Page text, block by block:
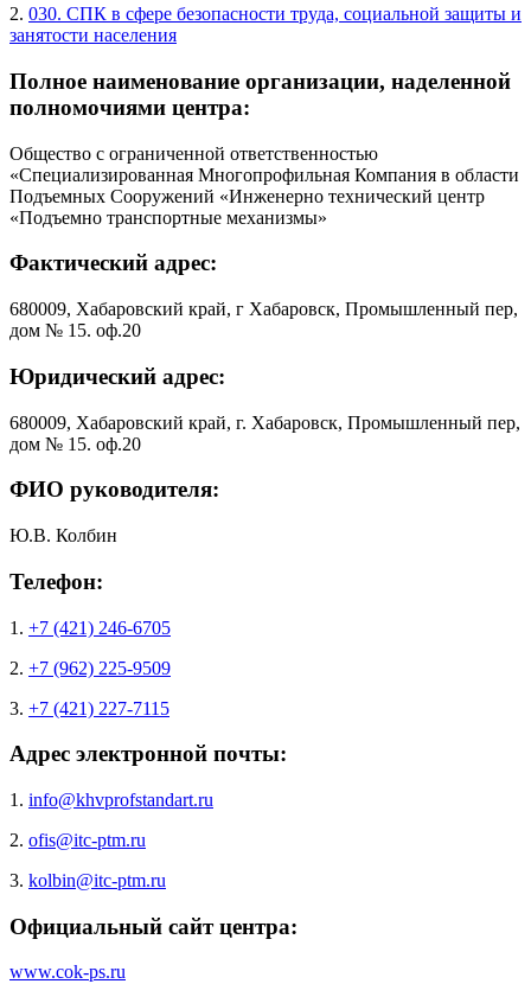
2. 030. СПК в сфере безопасности труда, социальной защиты и
занятости населения
Полное наименование организации, наделенной
полномочиями центра:
Общество с ограниченной ответственностью
«Специализированная Многопрофильная Компания в области
Подъемных Сооружений «Инженерно технический центр
«Подъемно транспортные механизмы»
Фактический адрес:
680009, Хабаровский край, г Хабаровск, Промышленный пер,
дом № 15. оф.20
Юридический адрес:
680009, Хабаровский край, г. Хабаровск, Промышленный пер,
дом № 15. оф.20
ФИО руководителя:
Ю.В. Колбин
Телефон:
1. +7 (421) 246-6705
2. +7 (962) 225-9509
3. +7 (421) 227-7115
Адрес электронной почты:
1. info@khvprofstandart.ru
2. ofis@itc-ptm.ru
3. kolbin@itc-ptm.ru
Официальный сайт центра:
www.cok-ps.ru